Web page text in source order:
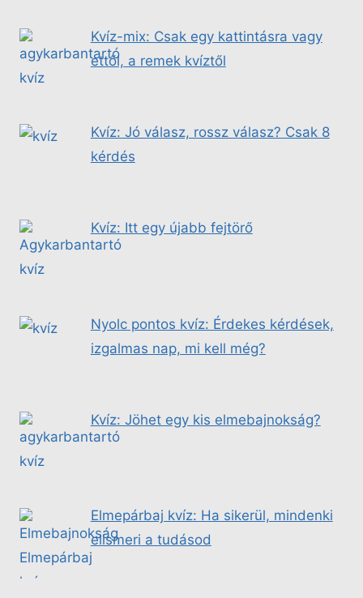
Kvíz-mix: Csak egy kattintásra vagy
ettől, a remek kvíztől
Kvíz: Jó válasz, rossz válasz? Csak 8
kérdés
Kvíz: Itt egy újabb fejtörő
Nyolc pontos kvíz: Érdekes kérdések,
izgalmas nap, mi kell még?
Kvíz: Jöhet egy kis elmebajnokság?
Elmepárbaj kvíz: Ha sikerül, mindenki
elismeri a tudásod